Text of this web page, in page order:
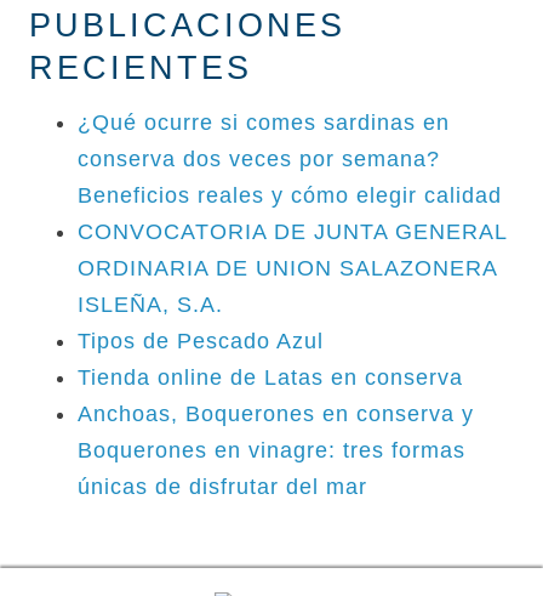
PUBLICACIONES
RECIENTES
¿Qué ocurre si comes sardinas en
conserva dos veces por semana?
Beneficios reales y cómo elegir calidad
CONVOCATORIA DE JUNTA GENERAL
ORDINARIA DE UNION SALAZONERA
ISLEÑA, S.A.
Tipos de Pescado Azul
Tienda online de Latas en conserva
Anchoas, Boquerones en conserva y
Boquerones en vinagre: tres formas
únicas de disfrutar del mar